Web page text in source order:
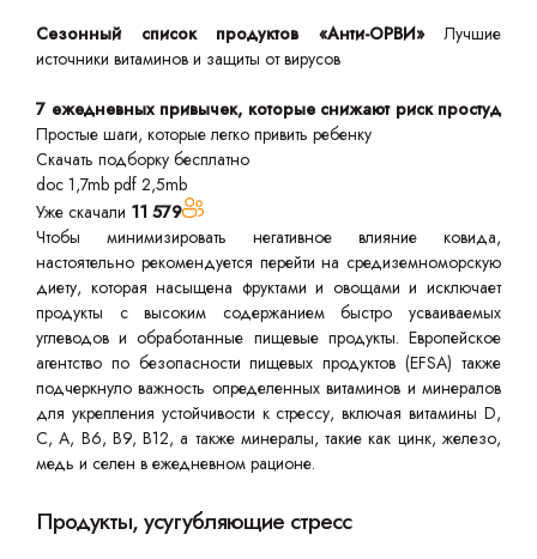
Сезонный список продуктов «Анти-ОРВИ»
Лучшие
источники витаминов и защиты от вирусов
7 ежедневных привычек, которые снижают риск простуд
Простые шаги, которые легко привить ребенку
Скачать подборку бесплатно
doc 1,7mb pdf 2,5mb
Уже скачали 11 579
Чтобы минимизировать негативное влияние ковида,
настоятельно рекомендуется перейти на средиземноморскую
диету, которая насыщена фруктами и овощами и исключает
продукты с высоким содержанием быстро усваиваемых
углеводов и обработанные пищевые продукты. Европейское
агентство по безопасности пищевых продуктов (EFSA) также
подчеркнуло важность определенных витаминов и минералов
для укрепления устойчивости к стрессу, включая витамины D,
C, A, B6, B9, B12, а также минералы, такие как цинк, железо,
медь и селен в ежедневном рационе.
Продукты, усугубляющие стресс